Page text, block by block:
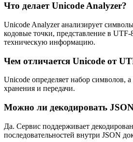
Что делает Unicode Analyzer?
Unicode Analyzer анализирует
кодовые точки, представление в
техническую информацию.
Чем отличается Unicode от
Unicode определяет набор символов,
хранения и передачи.
Можно ли декодировать
Да. Сервис поддерживает
последовательностей внутри JSON